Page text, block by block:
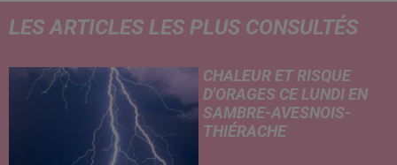
LES ARTICLES LES PLUS CONSULTÉS
CHALEUR ET RISQUE
D'ORAGES CE LUNDI EN
SAMBRE-AVESNOIS-
THIÉRACHE